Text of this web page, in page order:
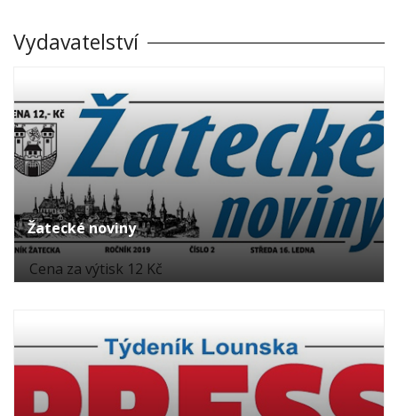
Vydavatelství
Žatecké noviny
Cena za výtisk 12 Kč